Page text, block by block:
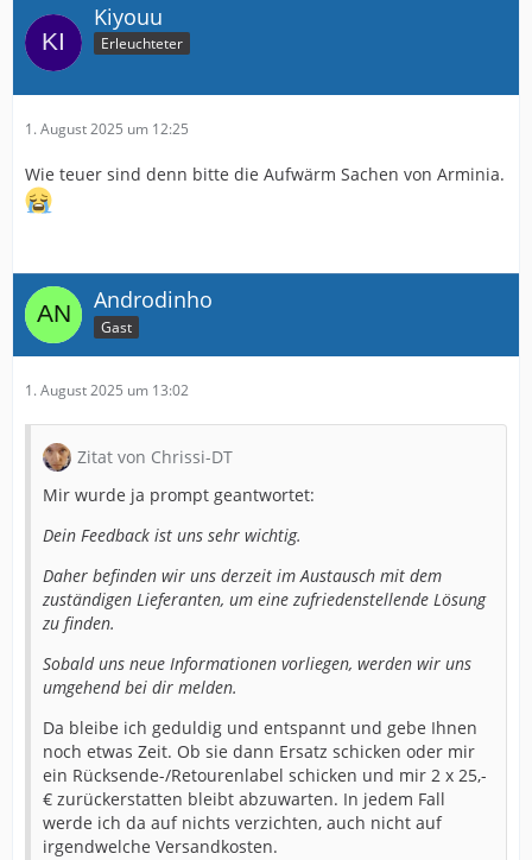
Kiyouu
Erleuchteter
1. August 2025 um 12:25
Wie teuer sind denn bitte die Aufwärm Sachen von Arminia.
Androdinho
Gast
1. August 2025 um 13:02
Zitat von Chrissi-DT
Mir wurde ja prompt geantwortet:
Dein Feedback ist uns sehr wichtig.
Daher befinden wir uns derzeit im Austausch mit dem
zuständigen Lieferanten, um eine zufriedenstellende Lösung
zu finden.
Sobald uns neue Informationen vorliegen, werden wir uns
umgehend bei dir melden.
Da bleibe ich geduldig und entspannt und gebe Ihnen
noch etwas Zeit. Ob sie dann Ersatz schicken oder mir
ein Rücksende-/Retourenlabel schicken und mir 2 x 25,-
€ zurückerstatten bleibt abzuwarten. In jedem Fall
werde ich da auf nichts verzichten, auch nicht auf
irgendwelche Versandkosten.